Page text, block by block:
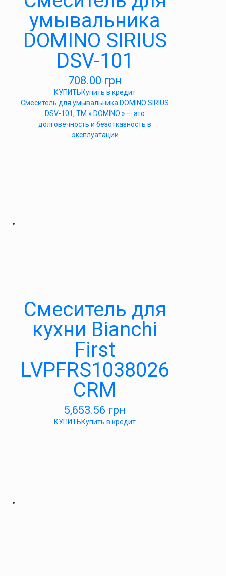
умывальника
DOMINO SIRIUS
DSV-101
708.00 грн
КУПИТЬКупить в кредит
Cмеситель для умывальника DOMINO SIRIUS
DSV-101, ТМ » DOMINO » — это
долговечность и безотказность в
эксплуатации
Смеситель для
кухни Bianchi
First
LVPFRS1038026
CRM
5,653.56 грн
КУПИТЬКупить в кредит